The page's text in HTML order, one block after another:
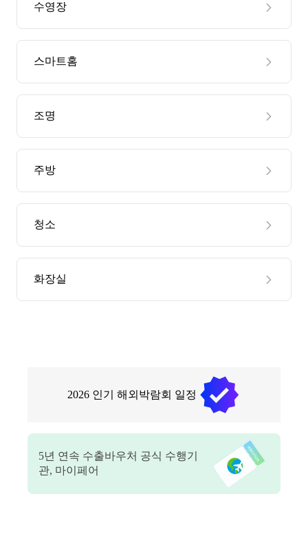
수영장
스마트홈
조명
주방
청소
화장실
2026 인기 해외박람회 일정
5년 연속 수출바우처 공식 수행기
관, 마이페어